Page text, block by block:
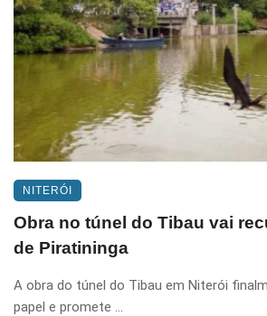
NITERÓI
Obra no túnel do Tibau vai
de Piratininga
A obra do túnel do Tibau em Niterói
papel e promete ...